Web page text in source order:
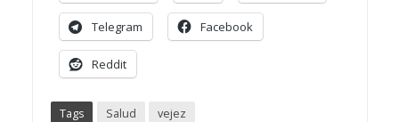
Telegram Facebook
Reddit
Tags Salud vejez